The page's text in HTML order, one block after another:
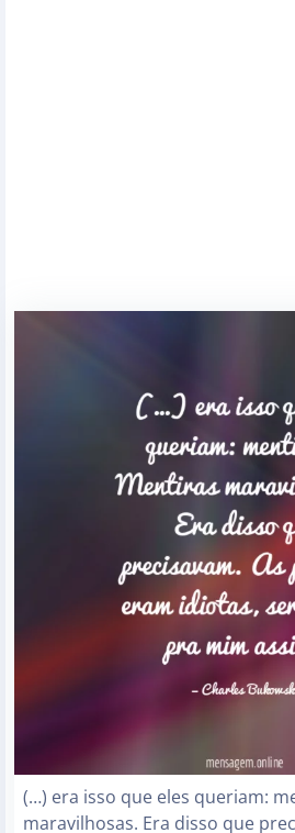
(…) era isso que eles queriam:
maravilhosas. Era disso que